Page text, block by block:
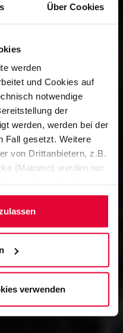
Über Cookies
werden
und Cookies auf
notwendige
der
werden, werden bei der
Fall gesetzt. Weitere
von Drittanbietern, z.B.
(Matomo) werden nur
bitte auf "Nur
Mehr dazu
Einwilligungserklärung
Fuß der Website)
.
verwenden